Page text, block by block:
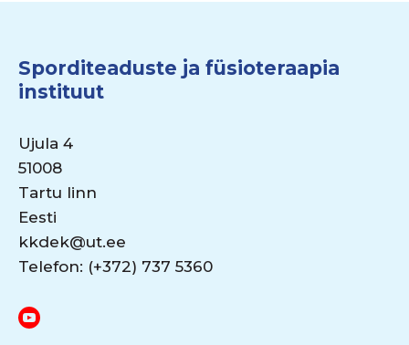
Sporditeaduste ja füsioteraapia
instituut
Ujula 4
51008
Tartu linn
Eesti
kkdek@ut.ee
Telefon: (+372) 737 5360